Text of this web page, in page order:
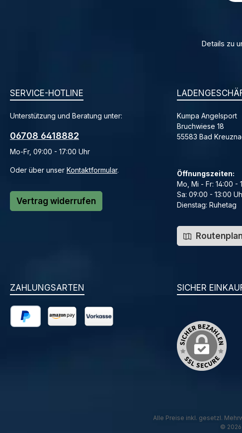
Details zu
SERVICE-HOTLINE
Unterstützung und Beratung unter:
06708 6418882
Mo-Fr, 09:00 - 17:00 Uhr
Oder über unser Kontaktformular.
Vertrag widerrufen
Kumpa Angelsport
Bruchwiese 18
55583 Bad
Öffnungszeiten:
Mo, Mi - Fr: 14:00 -
Sa: 09:00 - 13:00
Dienstag: Ruhetag
ZAHLUNGSARTEN SICHER
Alle Preise inkl. gesetzl.
©